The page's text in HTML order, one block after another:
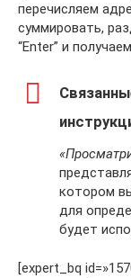
перечисляем
суммировать,
“Enter” и
котором
для
будет
[expert_bq